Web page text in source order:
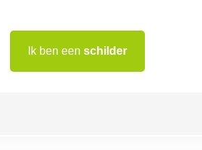
Ik ben een schilder